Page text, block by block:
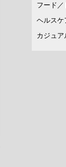
フード／
ヘルスケ
カジュア